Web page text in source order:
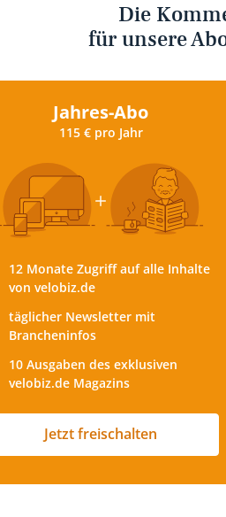
Die
für unsere
Jahres-Abo
115 € pro Jahr
12 Monate Zugriff auf alle Inhalte
von velobiz.de
täglicher Newsletter mit
Brancheninfos
10 Ausgaben des exklusiven
velobiz.de Magazins
Jetzt freischalten